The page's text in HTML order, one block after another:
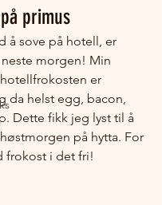
primus
å sove på hotell, er
morgen! Min
er
da helst egg, bacon,
Dette fikk jeg lyst til å
på hytta. For
frokost i det fri!